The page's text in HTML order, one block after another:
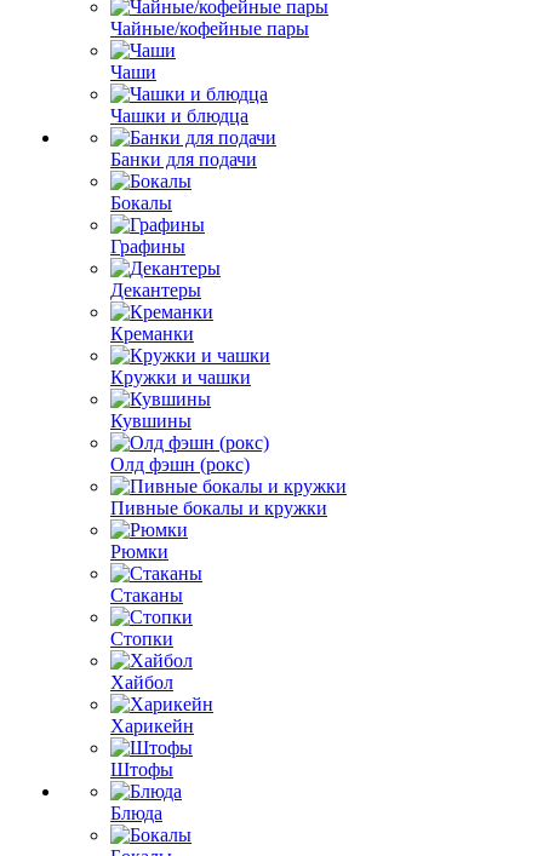
Чайные/кофейные пары
Чаши
Чашки и блюдца
Банки для подачи
Бокалы
Графины
Декантеры
Креманки
Кружки и чашки
Кувшины
Олд фэшн (рокс)
Пивные бокалы и кружки
Рюмки
Стаканы
Стопки
Хайбол
Харикейн
Штофы
Блюда